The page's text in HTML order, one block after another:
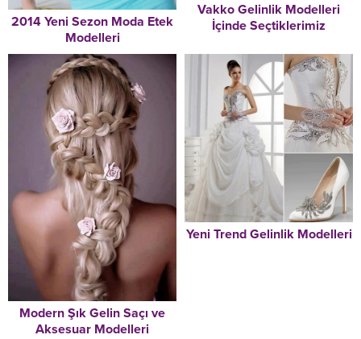
2014 Yeni Sezon Moda Etek
Modelleri
Vakko Gelinlik Modelleri
İçinde Seçtiklerimiz
Modern Şık Gelin Saçı ve
Aksesuar Modelleri
Yeni Trend Gelinlik Modelleri